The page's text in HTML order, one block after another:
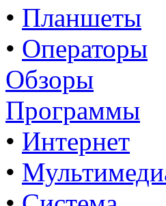
• Планшеты
• Операторы
Обзоры
Программы
• Интернет
•